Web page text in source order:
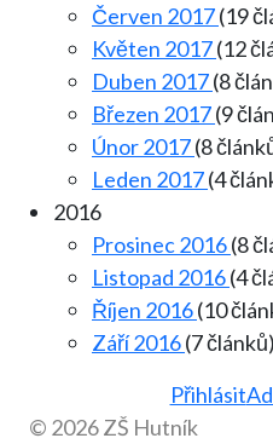
Červen 2017(19
Květen 2017(12
Duben 2017(8
Březen 2017(9
Únor 2017(8
Leden 2017(4
2016
Prosinec 2016(8
Listopad 2016(4
Říjen 2016(10
Září 2016(7 článků)
Přihlásit
© 2026 ZŠ Hutník